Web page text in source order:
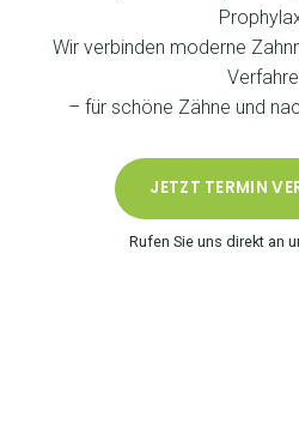
Wir verbinden moderne
– für schöne Zähne und
JETZT TERMIN
Rufen Sie uns direkt an